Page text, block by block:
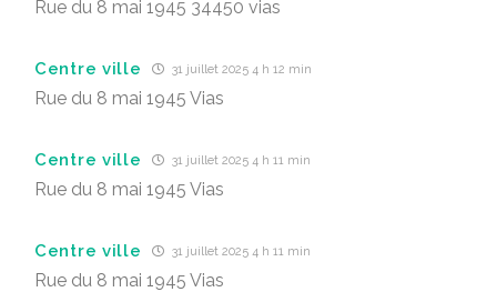
Rue du 8 mai 1945 34450 vias
Centre ville 31 juillet 2025 4 h 12 min
Rue du 8 mai 1945 Vias
Centre ville 31 juillet 2025 4 h 11 min
Rue du 8 mai 1945 Vias
Centre ville 31 juillet 2025 4 h 11 min
Rue du 8 mai 1945 Vias